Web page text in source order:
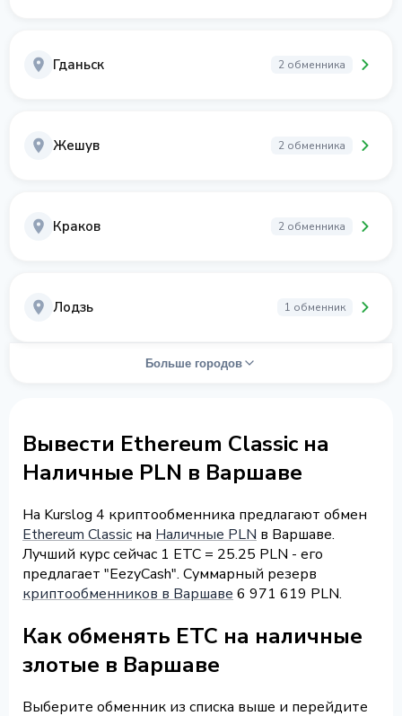
Гданьск 2 обменника
Жешув 2 обменника
Краков 2 обменника
Лодзь 1 обменник
Больше городов
Вывести Ethereum Classic на
Наличные PLN в Варшаве
На Kurslog 4 криптообменника предлагают обмен
Ethereum Classic на Наличные PLN в Варшаве.
Лучший курс сейчас 1 ETC = 25.25 PLN - его
предлагает "EezyCash". Суммарный резерв
криптообменников в Варшаве 6 971 619 PLN.
Как обменять ETC на наличные
злотые в Варшаве
Выберите обменник из списка выше и перейдите